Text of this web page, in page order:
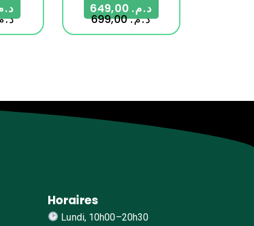
د.م.699,00
د.م.
Horaires
Lundi, 10h00–20h30